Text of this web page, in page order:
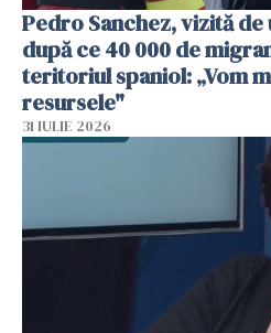
Pedro Sanchez, vizită
după ce 40 000 de
teritoriul spaniol: „Vom
resursele"
31 IULIE 2026